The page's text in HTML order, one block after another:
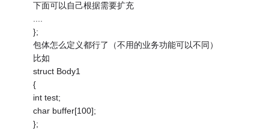
下面可以自己根据需要扩充
....
};
包体怎么定义都行了（不用的业务功能可以不同）
比如
struct Body1
{
int test;
char buffer[100];
};